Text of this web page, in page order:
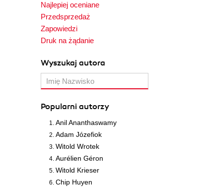
Najlepiej oceniane
Przedsprzedaż
Zapowiedzi
Druk na żądanie
Wyszukaj autora
Popularni autorzy
Anil Ananthaswamy
Adam Józefiok
Witold Wrotek
Aurélien Géron
Witold Krieser
Chip Huyen